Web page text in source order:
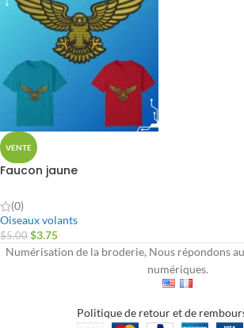
VENTE
Faucon jaune
(0)
Oiseaux volants
$5.00 $3.75
Numérisation de la broderie, Nous répondons
numériques.
Politique de retour et de